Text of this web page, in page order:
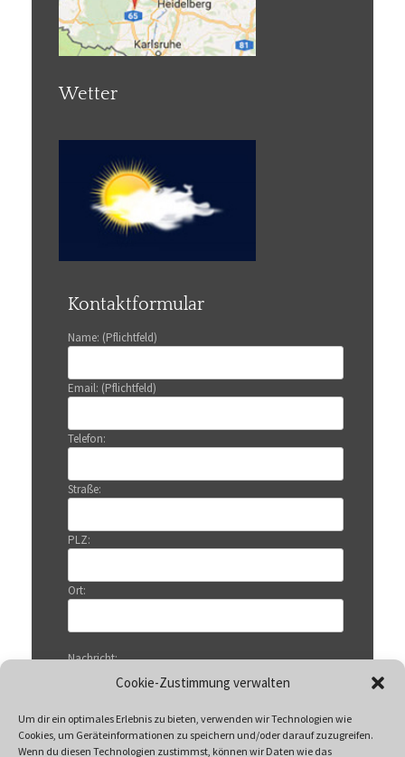
Cookie-Zustimmung verwalten
Um dir ein optimales Erlebnis zu bieten, verwenden wir Technologien wie
Cookies, um Geräteinformationen zu speichern und/oder darauf zuzugreifen.
Wenn du diesen Technologien zustimmst, können wir Daten wie das
Wetter
Kontaktformular
Name: (Pflichtfeld)
Email: (Pflichtfeld)
Telefon:
Straße:
PLZ:
Ort:
Nachricht: